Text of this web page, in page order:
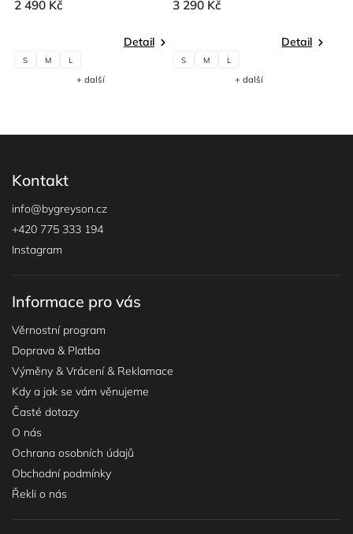
2 490 Kč
Detail
S M L
+ další
3 290 Kč
Detail
S M L
+ další
Kontakt
info@bygreyson.cz
+420 775 333 194
Instagram
Informace pro vás
Věrnostní program
Doprava & Platba
Výměny & Vrácení & Reklamace
Kdy a jak se vám věnujeme
Časté dotazy
O nás
Ochrana osobních údajů
Obchodní podmínky
Řekli o nás